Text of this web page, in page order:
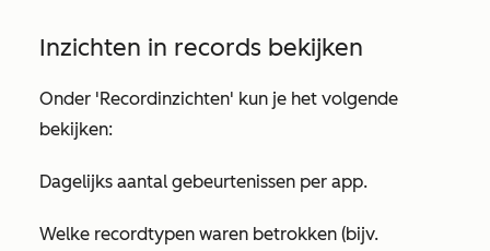
Inzichten in records bekijken
Onder 'Recordinzichten' kun je het volgende
bekijken:
Dagelijks aantal gebeurtenissen per app.
Welke recordtypen waren betrokken (bijv.